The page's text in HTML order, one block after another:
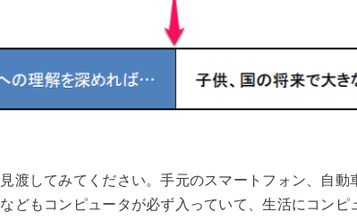
渡してみてください。手元のスマートフォン、自動
どもコンピュータが必ず入っていて、生活にコンピ